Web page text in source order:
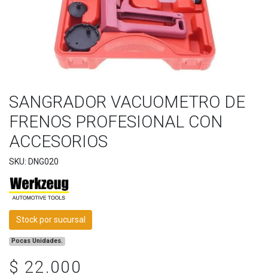
SANGRADOR VACUOMETRO DE
FRENOS PROFESIONAL CON
ACCESORIOS
SKU: DNG020
Stock por sucursal
Pocas Unidades.
$ 22.000